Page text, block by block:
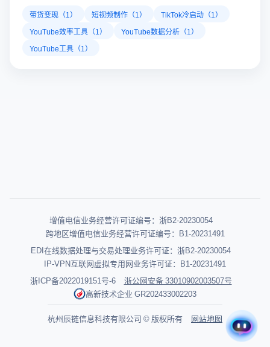
带货变现（1） 短视频制作（1）
TikTok冷启动（1）
YouTube效率工具（1）
YouTube数据分析（1）
YouTube工具（1）
增值电信业务经营许可证编号：浙B2-20230054
跨地区增值电信业务经营许可证编号：B1-20231491
EDI在线数据处理与交易处理业务许可证：浙B2-20230054
IP-VPN互联网虚拟专用网业务许可证：B1-20231491
浙ICP备2022019151号-6
浙公网安备 33010902003507号
高新技术企业 GR202433002203
杭州辰链信息科技有限公司 © 版权所有 网站地图